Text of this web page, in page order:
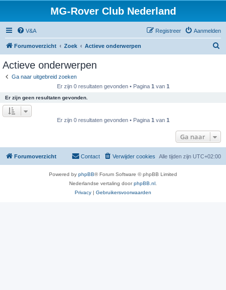
MG-Rover Club Nederland
V&A Aanmelden
Registreer
Forumoverzicht Zoek Actieve onderwerpen
Actieve onderwerpen
Ga naar uitgebreid zoeken
Er zijn 0 resultaten gevonden • Pagina 1 van 1
Er zijn geen resultaten gevonden.
Er zijn 0 resultaten gevonden • Pagina 1 van 1
Ga naar
Forumoverzicht Alle tijden zijn UTC+02:00
Verwijder cookies
Contact
Powered by phpBB® Forum Software © phpBB Limited
Nederlandse vertaling doorphpBB.nl
Privacy | Gebruikersvoorwaarden